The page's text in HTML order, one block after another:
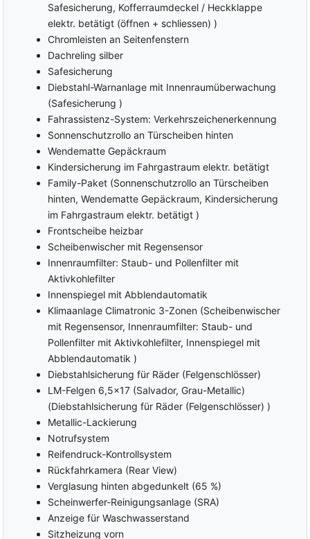
ABS (Antiblockiersystem)
ESP (Elektronisches
Stabilitäts-Programm)
Stabilitätskontrolle
ASC (Traktionskontrolle)
(Antriebsschlupfregelung)
Servolenkung
Start-/Stopp-Automatik
Lichtsensor
Regensensor
Innenspiegel automatisch
abblendbar
Berganfahrassistent
Abstandswarner
Notbremsassistent
Spurhalteassistent
Toter Winkel Assistent
Spurwechselassistent
Verkehrszeichenerkennung
Müdigkeitswarner
Notrufsystem
Bremsassistent (ebs)
Abstandstempomat (ACC)
Geschwindigkeitsbegrenzer
Alarmanlage
Parklenkassistent
Einparkhilfe vorne
Parkbremse elektrisch
Fahrerairbag
Fahrer Airbag
Knie-Airbag
Beifahrer-Airbag
Beifahrer-Airbag
Seiten-Airbags
Andere Airbags
Umfeldbeobachtungssystem
(Front Assist)
Diebstahlwarnanlage
Safesicherung, Kofferraumdeckel / Heckklappe
elektr. betätigt (öffnen + schliessen) )
Chromleisten an Seitenfenstern
Dachreling silber
Safesicherung
Diebstahl-Warnanlage mit Innenraumüberwachung
(Safesicherung )
Fahrassistenz-System: Verkehrszeichenerkennung
Sonnenschutzrollo an Türscheiben hinten
Wendematte Gepäckraum
Kindersicherung im Fahrgastraum elektr. betätigt
Family-Paket (Sonnenschutzrollo an Türscheiben
hinten, Wendematte Gepäckraum, Kindersicherung
im Fahrgastraum elektr. betätigt )
Frontscheibe heizbar
Scheibenwischer mit Regensensor
Innenraumfilter: Staub- und Pollenfilter mit
Aktivkohlefilter
Innenspiegel mit Abblendautomatik
Klimaanlage Climatronic 3-Zonen (Scheibenwischer
mit Regensensor, Innenraumfilter: Staub- und
Pollenfilter mit Aktivkohlefilter, Innenspiegel mit
Abblendautomatik )
Diebstahlsicherung für Räder (Felgenschlösser)
LM-Felgen 6,5x17 (Salvador, Grau-Metallic)
(Diebstahlsicherung für Räder (Felgenschlösser) )
Metallic-Lackierung
Notrufsystem
Reifendruck-Kontrollsystem
Rückfahrkamera (Rear View)
Verglasung hinten abgedunkelt (65 %)
Scheinwerfer-Reinigungsanlage (SRA)
Anzeige für Waschwasserstand
Sitzheizung vorn